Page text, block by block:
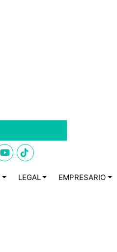
LEGAL EMPRESARIO